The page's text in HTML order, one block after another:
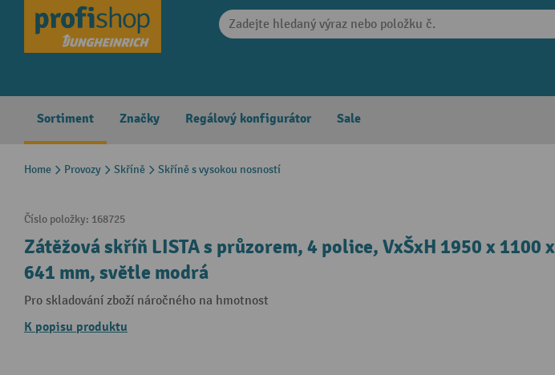
Skip to main navigation
Sortiment Značky Regálový konfigurátor Sale
Home Provozy Skříně Skříně s vysokou nosností
Číslo položky: 168725
Zátěžová skříň LISTA s průzorem, 4 police, VxŠxH 1950 x 1100 x
641 mm, světle modrá
Pro skladování zboží náročného na hmotnost
K popisu produktu